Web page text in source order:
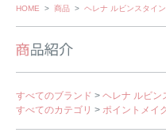
Skip
HOME > 商品 > ヘレナ ルビンスタイ
すべてのブランド > ヘレナ ルビン
すべてのカテゴリ > ポイントメイ